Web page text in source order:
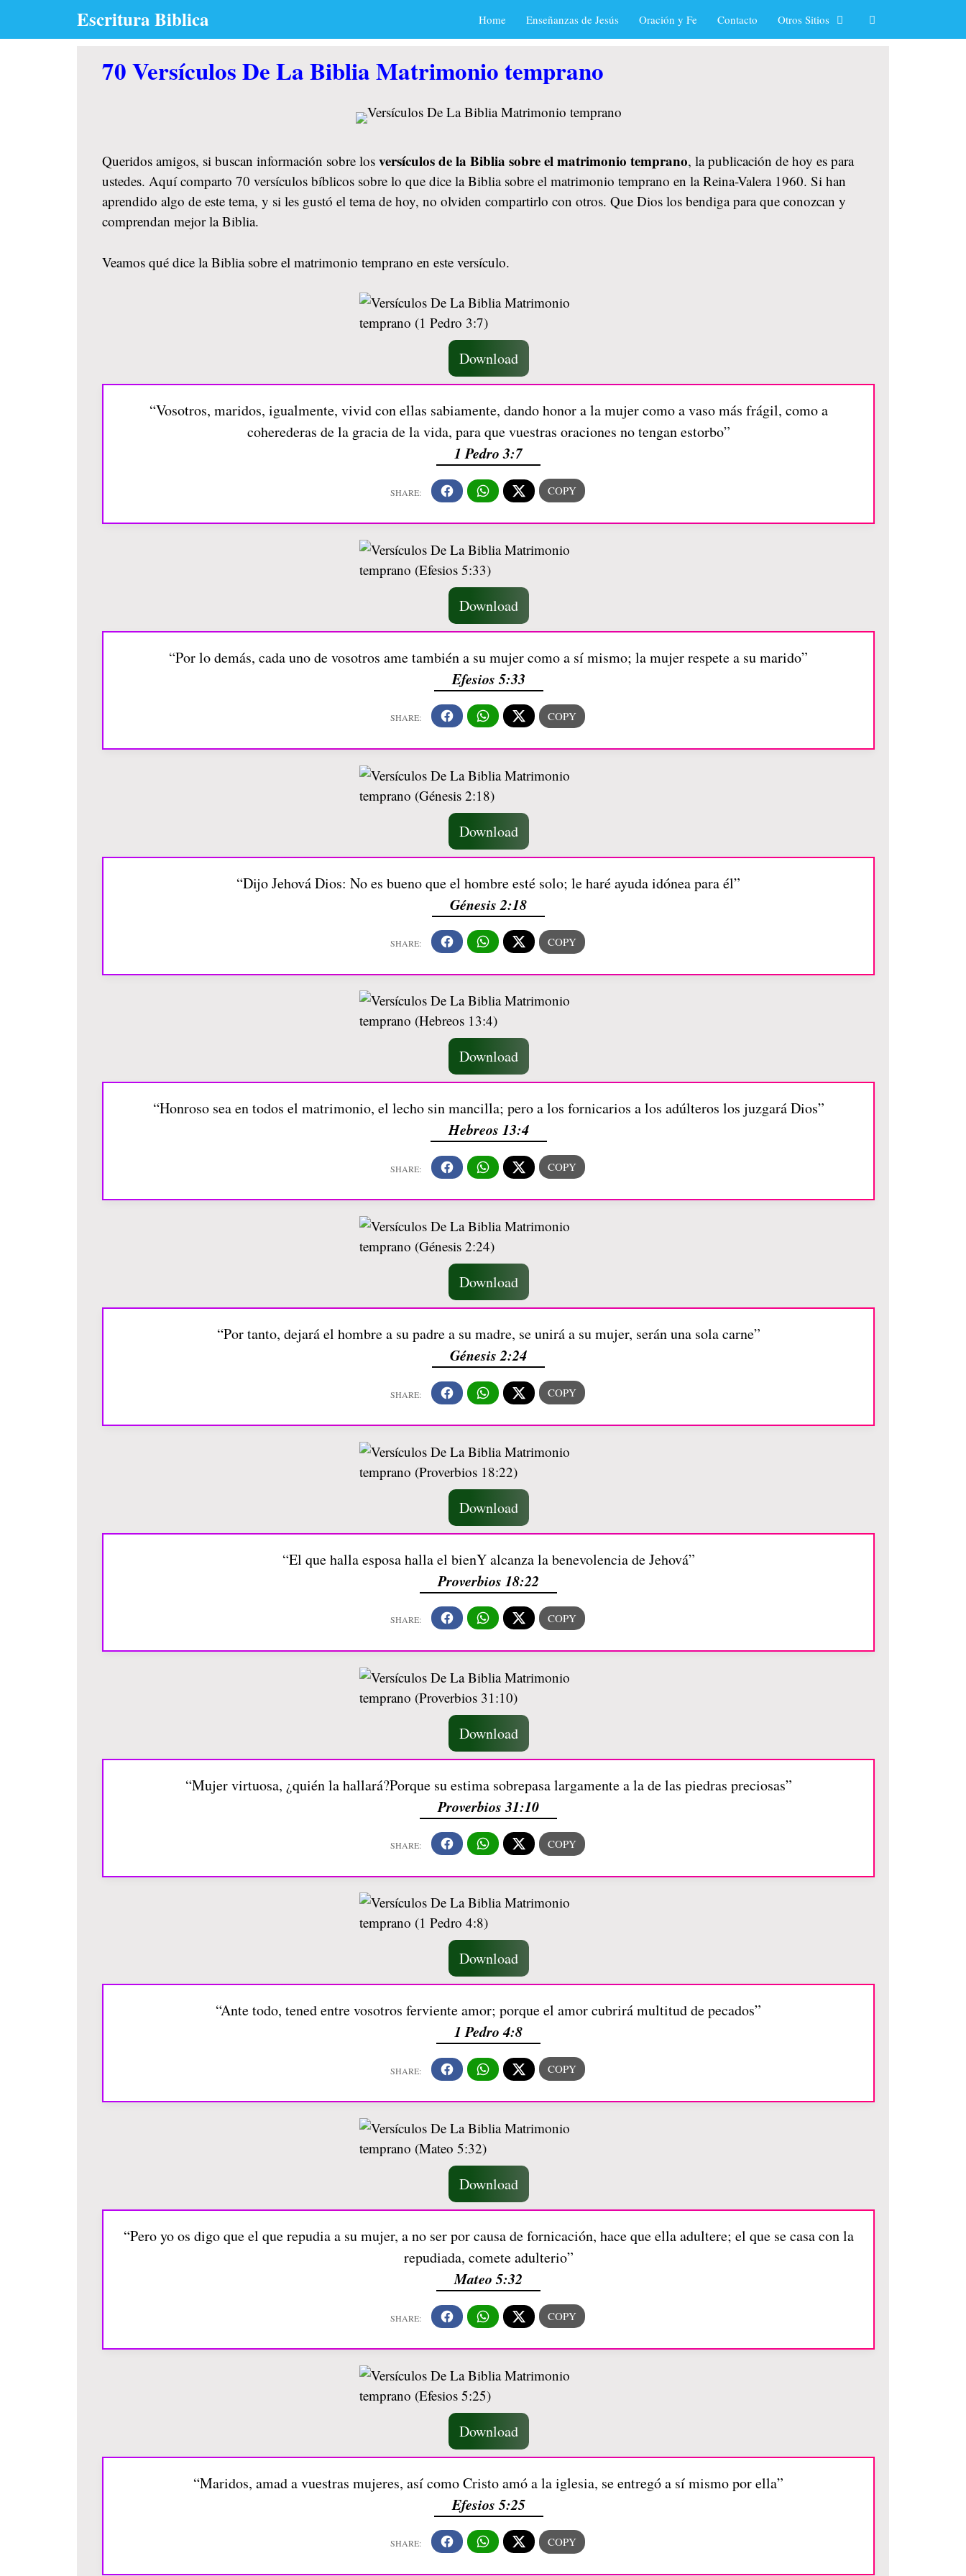
Escritura Biblica Home Enseñanzas de Jesús Oración y Fe Contacto Otros Sitios
70 Versículos De La Biblia Matrimonio temprano
Queridos amigos, si buscan información sobre los versículos de la Biblia sobre el matrimonio temprano, la publicación de hoy es para
ustedes. Aquí comparto 70 versículos bíblicos sobre lo que dice la Biblia sobre el matrimonio temprano en la Reina-Valera 1960. Si han
aprendido algo de este tema, y si les gustó el tema de hoy, no olviden compartirlo con otros. Que Dios los bendiga para que conozcan y
comprendan mejor la Biblia.
Veamos qué dice la Biblia sobre el matrimonio temprano en este versículo.
Download
“Vosotros, maridos, igualmente, vivid con ellas sabiamente, dando honor a la mujer como a vaso más frágil, como a
coherederas de la gracia de la vida, para que vuestras oraciones no tengan estorbo”
1 Pedro 3:7
Download
“Por lo demás, cada uno de vosotros ame también a su mujer como a sí mismo; la mujer respete a su marido”
Efesios 5:33
Download
“Dijo Jehová Dios: No es bueno que el hombre esté solo; le haré ayuda idónea para él”
Génesis 2:18
Download
“Honroso sea en todos el matrimonio, el lecho sin mancilla; pero a los fornicarios a los adúlteros los juzgará Dios”
Hebreos 13:4
Download
“Por tanto, dejará el hombre a su padre a su madre, se unirá a su mujer, serán una sola carne”
Génesis 2:24
Download
“El que halla esposa halla el bienY alcanza la benevolencia de Jehová”
Proverbios 18:22
Download
“Mujer virtuosa, ¿quién la hallará?Porque su estima sobrepasa largamente a la de las piedras preciosas”
Proverbios 31:10
Download
“Ante todo, tened entre vosotros ferviente amor; porque el amor cubrirá multitud de pecados”
1 Pedro 4:8
Download
“Pero yo os digo que el que repudia a su mujer, a no ser por causa de fornicación, hace que ella adultere; el que se casa con la
repudiada, comete adulterio”
Mateo 5:32
Download
“Maridos, amad a vuestras mujeres, así como Cristo amó a la iglesia, se entregó a sí mismo por ella”
Efesios 5:25